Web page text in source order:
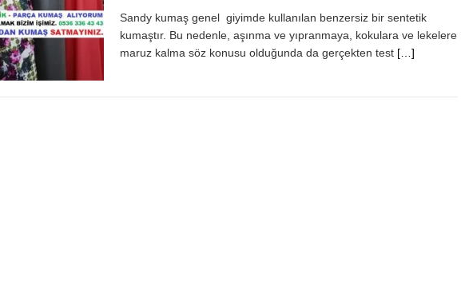
Sandy kumaş genel giyimde kullanılan benzersiz bir sentetik
kumaştır. Bu nedenle, aşınma ve yıpranmaya, kokulara ve lekelere
maruz kalma söz konusu olduğunda da gerçekten test […]